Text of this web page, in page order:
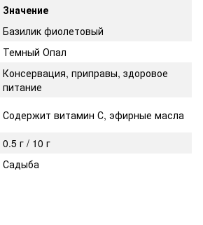
Значение
Базилик фиолетовый
Темный Опал
Консервация, приправы, здоровое
питание
Содержит витамин С, эфирные масла
0.5 г / 10 г
Садыба